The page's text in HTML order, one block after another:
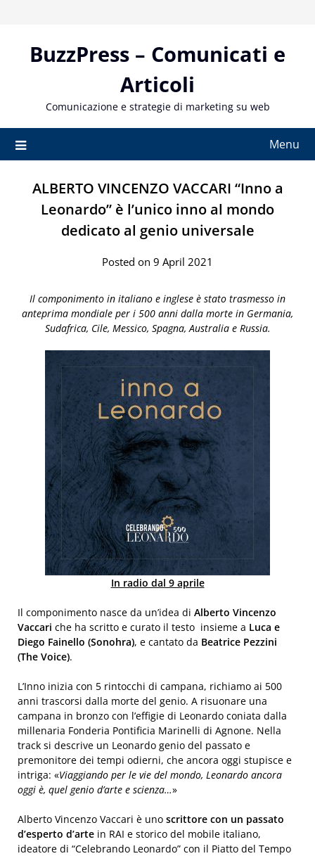
contentBuzzPress – Comunicati e
Articoli
Comunicazione e strategie di marketing su web
Menu
ALBERTO VINCENZO VACCARI “Inno a
Leonardo” è l’unico inno al mondo
dedicato al genio universale
Posted on 9 April 2021
Il componimento in italiano e inglese è stato trasmesso in
anteprima mondiale per i 500 anni dalla morte in Germania,
Sudafrica, Cile, Messico, Spagna, Australia e Russia.
In radio dal 9 aprile
Il componimento nasce da un’idea di Alberto Vincenzo
Vaccari che ha scritto e curato il testo insieme a Luca e
Diego Fainello (Sonohra), e cantato da Beatrice Pezzini
(The Voice).
L’Inno inizia con 5 rintocchi di campana, richiamo ai 500
anni trascorsi dalla morte del genio. A risuonare una
campana in bronzo con l’effigie di Leonardo coniata dalla
millenaria Fonderia Pontificia Marinelli di Agnone. Nella
track si descrive un Leonardo genio del passato e
premonitore dei tempi odierni, che ancora oggi stupisce e
intriga: «Viaggiando per le vie del mondo, Leonardo ancora
oggi è, quel genio d’arte e scienza…»
Alberto Vincenzo Vaccari è uno scrittore con un passato
d’esperto d’arte in RAI e storico del mobile italiano,
ideatore di “Celebrando Leonardo” con il Piatto del Tempo